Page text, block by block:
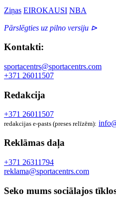
Ziņas EIROKAUSI NBA
Pārslēgties uz pilno versiju ⊳
Kontakti:
sportacentrs@sportacentrs.com
+371 26011507
Redakcija
+371 26011507
redakcijas e-pasts (preses relīzēm):
Reklāmas daļa
+371 26311794
reklama@sportacentrs.com
Seko mums sociālajos